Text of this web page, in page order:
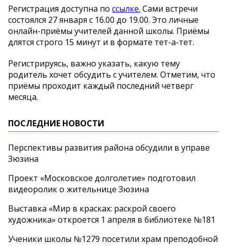
Регистрация доступна по ссылке. Сами встречи
состоялся 27 января с 16.00 до 19.00. Это личные
онлайн-приёмы учителей данной школы. Приёмы
длятся строго 15 минут и в формате тет-а-тет.
Регистрируясь, важно указать, какую тему
родитель хочет обсудить с учителем. Отметим, что
приёмы проходит каждый последний четверг
месяца.
ПОСЛЕДНИЕ НОВОСТИ
Перспективы развития района обсудили в управе
Зюзина
Проект «Московское долголетие» подготовил
видеоролик о жительнице Зюзина
Выставка «Мир в красках: раскрой своего
художника» откроется 1 апреля в библиотеке №181
Ученики школы №1279 посетили храм преподобной